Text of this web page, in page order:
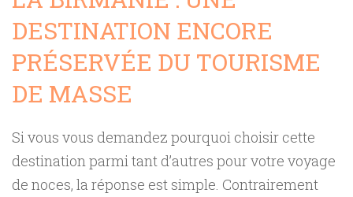
DESTINATION ENCORE
PRÉSERVÉE DU TOURISME
DE MASSE
Si vous vous demandez pourquoi choisir cette
destination parmi tant d’autres pour votre voyage
de noces, la réponse est simple. Contrairement